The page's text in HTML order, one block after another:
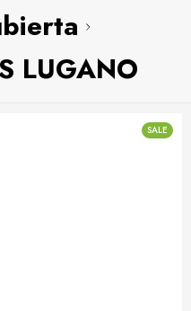
LUGANO
SALE